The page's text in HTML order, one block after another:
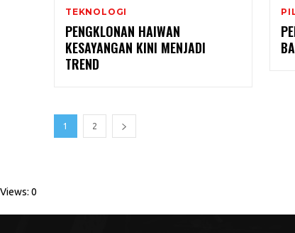
TEKNOLOGI
PENGKLONAN HAIWAN
KESAYANGAN KINI MENJADI
TREND
1 2
Views: 0